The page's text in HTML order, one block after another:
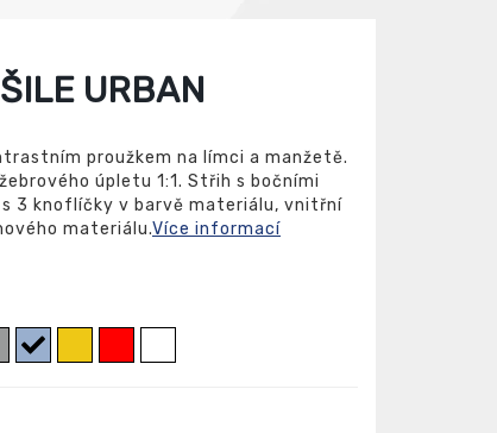
URBAN
proužkem na límci a manžetě.
úpletu 1:1. Střih s bočními
s 3 knoflíčky v barvě materiálu, vnitřní
materiálu.Více informací